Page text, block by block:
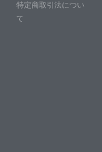
特定商取引法につい
て